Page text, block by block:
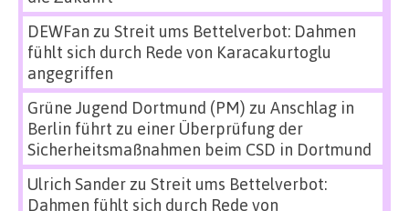
DEWFan zu Streit ums Bettelverbot: Dahmen
fühlt sich durch Rede von Karacakurtoglu
angegriffen
Grüne Jugend Dortmund (PM) zu Anschlag in
Berlin führt zu einer Überprüfung der
Sicherheitsmaßnahmen beim CSD in Dortmund
Ulrich Sanderzu Streit ums Bettelverbot:
Dahmen fühlt sich durch Rede von